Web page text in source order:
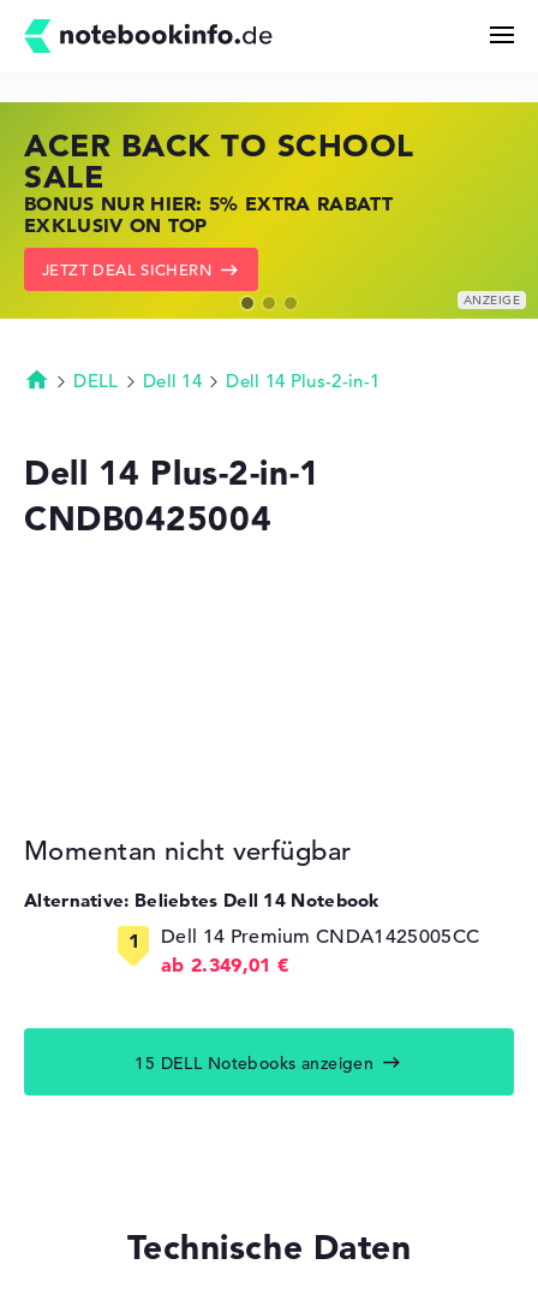
Kaufberatung
Technik & Wissen
Deals
Merkzettel
ACER BACK TO SCHOOL
SALE
BONUS NUR HIER: 5% EXTRA RABATT
EXKLUSIV ON TOP
JETZT DEAL SICHERN
HP STORE SSV DEALS
JETZT ZUGREIFEN: NOTEBOOKS BEI HP
KRÄFTIG REDUZIERT
ZU DEN HP ANGEBOTEN
LENOVO LAPTOP DEALS
NOTEBOOKS BEI LENOVO JETZT
KRÄFTIG REDUZIERT
LENOVO DEALS ZEIGEN
Startseite
DELL Dell 14 Dell 14 Plus-2-in-1
Dell 14 Plus-2-in-1
CNDB0425004
Momentan nicht verfügbar
Alternative: Beliebtes Dell 14 Notebook
Dell 14 Premium CNDA1425005CC
ab 2.349,01 €
15 DELL Notebooks anzeigen
Technische Daten